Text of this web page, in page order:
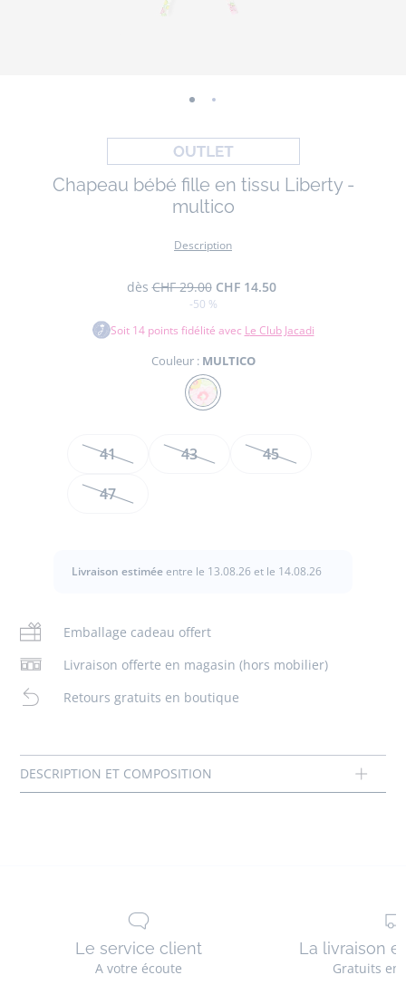
-
01 02
Chapeau bébé fille en tissu Liberty -
multico
Description
dès CHF 29.00 CHF 14.50
-50 %
Soit 14points fidélité avec Le Club Jacadi
Couleur : MULTICO
Couleur
MULTICO
Taille
41 43
45
47
Livraison estiméeentre le 13.08.26 et le 14.08.26
Emballage cadeau offert
Livraison offerte en magasin (hors mobilier)
Retours gratuits en boutique
Avec son tissu Liberty frais et printanier, ce chapeau bébé
fille en coton protègera la toute-petite tout l'été. En coton
doublé et doté de liens à nouer, il s'accordera avec la robe
- Tissu Liberty Betsy coloration exclusive Jacadi
- Jolie cadeau de naissance à offrir ou à s’offrir
Composition :
Tissu principal: 100% coton
Réf : 2033263
Le service client
A votre écoute
La livraison
Gratuits en